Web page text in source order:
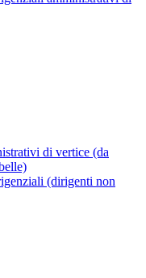
di vertice (da
(dirigenti non